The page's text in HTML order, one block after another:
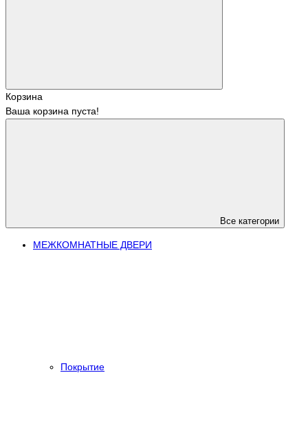
Корзина
Ваша корзина пуста!
Все категории
МЕЖКОМНАТНЫЕ ДВЕРИ
Покрытие